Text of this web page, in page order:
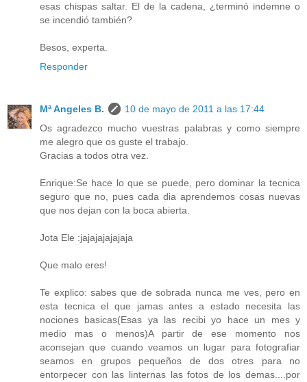
esas chispas saltar. El de la cadena, ¿terminó indemne o
se incendió también?
Besos, experta.
Responder
Mª Angeles B.
10 de mayo de 2011 a las 17:44
Os agradezco mucho vuestras palabras y como siempre
me alegro que os guste el trabajo.
Gracias a todos otra vez.
Enrique:Se hace lo que se puede, pero dominar la tecnica
seguro que no, pues cada dia aprendemos cosas nuevas
que nos dejan con la boca abierta.
Jota Ele :jajajajajajaja
Que malo eres!
Te explico: sabes que de sobrada nunca me ves, pero en
esta tecnica el que jamas antes a estado necesita las
nociones basicas(Esas ya las recibi yo hace un mes y
medio mas o menos)A partir de ese momento nos
aconsejan que cuando veamos un lugar para fotografiar
seamos en grupos pequeños de dos otres para no
entorpecer con las linternas las fotos de los demas....por